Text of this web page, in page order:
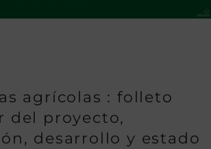
agrícolas : folleto
del proyecto,
desarrollo y estado